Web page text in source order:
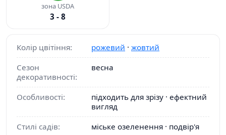
зона USDA
3 - 8
Колір цвітіння: рожевий · жовтий
Сезон
декоративності:
весна
Особливості:
підходить для зрізу · ефектний
вигляд
Стилі садів:
міське озеленення · подвір'я